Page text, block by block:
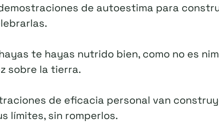
de autoestima para
te hayas nutrido bien, como no es
sobre la tierra.
de eficacia personal van
límites, sin romperlos.